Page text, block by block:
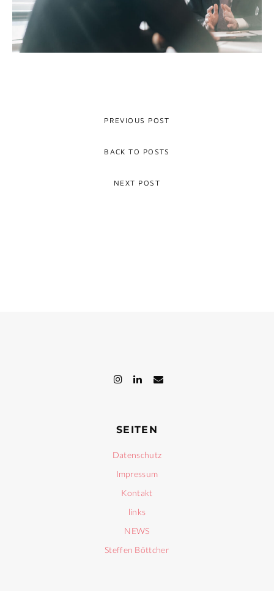
PREVIOUS POST
BACK TO POSTS
NEXT POST
SEITEN
Datenschutz
Impressum
Kontakt
links
NEWS
Steffen Böttcher